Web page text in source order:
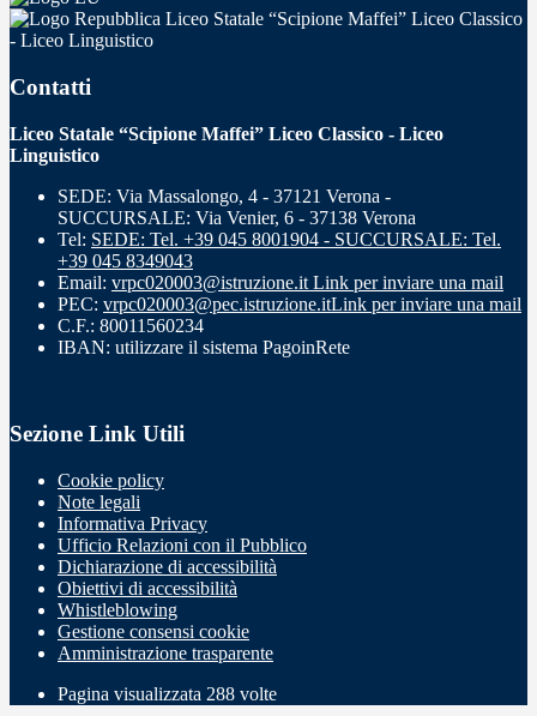
Liceo Statale “Scipione Maffei” Liceo Classico
- Liceo Linguistico
Contatti
Liceo Statale “Scipione Maffei” Liceo Classico - Liceo
Linguistico
SEDE: Via Massalongo, 4 - 37121 Verona -
SUCCURSALE: Via Venier, 6 - 37138 Verona
Tel: SEDE: Tel. +39 045 8001904 - SUCCURSALE: Tel.
+39 045 8349043
Email: vrpc020003@istruzione.it Link per inviare una mail
PEC: vrpc020003@pec.istruzione.itLink per inviare una mail
C.F.: 80011560234
IBAN: utilizzare il sistema PagoinRete
Sezione Link Utili
Cookie policy
Note legali
Informativa Privacy
Ufficio Relazioni con il Pubblico
Dichiarazione di accessibilità
Obiettivi di accessibilità
Whistleblowing
Gestione consensi cookie
Amministrazione trasparente
Pagina visualizzata 288 volte